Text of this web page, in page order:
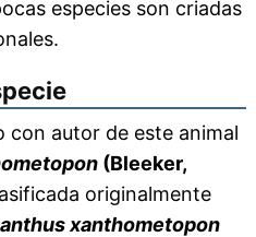
especies son criadas
con autor de este animal
(Bleeker,
originalmente
xanthometopon